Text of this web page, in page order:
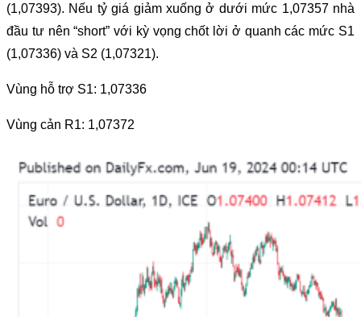
(1,07393). Nếu tỷ giá giảm xuống ở dưới mức 1,07357 nhà
đầu tư nên “short” với kỳ vọng chốt lời ở quanh các mức S1
(1,07336) và S2 (1,07321).
Vùng hỗ trợ S1: 1,07336
Vùng cản R1: 1,07372